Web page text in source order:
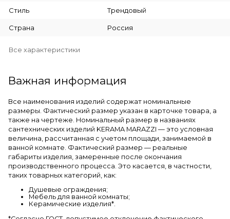
Стиль Трендовый
Страна Россия
Все характеристики
Важная информация
Все наименования изделий содержат номинальные
размеры. Фактический размер указан в карточке товара, а
также на чертеже. Номинальный размер в названиях
сантехнических изделий KERAMA MARAZZI — это условная
величина, рассчитанная с учетом площади, занимаемой в
ванной комнате. Фактический размер — реальные
габариты изделия, замеренные после окончания
производственного процесса. Это касается, в частности,
таких товарных категорий, как:
Душевые ограждения;
Мебель для ванной комнаты;
Керамические изделия*.